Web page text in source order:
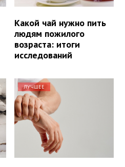
Какой чай нужно пить
людям пожилого
возраста: итоги
исследований
ЛУЧШЕЕ